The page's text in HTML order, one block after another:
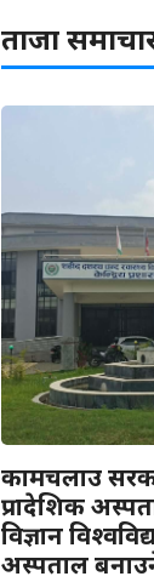
ताजा
कामचलाउ
प्रादेशिक
विज्ञान
अस्पताल